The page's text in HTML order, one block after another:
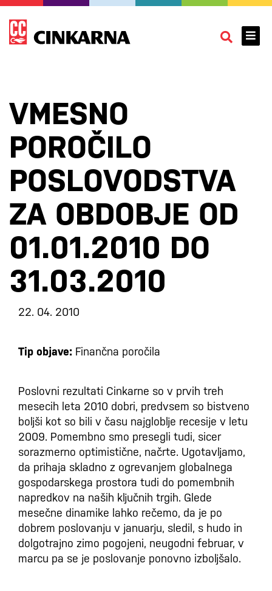
VMESNO
POROČILO
POSLOVODSTVA
ZA OBDOBJE OD
01.01.2010 DO
31.03.2010
22. 04. 2010
Tip objave: Finančna poročila
Poslovni rezultati Cinkarne so v prvih treh
mesecih leta 2010 dobri, predvsem so bistveno
boljši kot so bili v času najgloblje recesije v letu
2009. Pomembno smo presegli tudi, sicer
sorazmerno optimistične, načrte. Ugotavljamo,
da prihaja skladno z ogrevanjem globalnega
gospodarskega prostora tudi do pomembnih
napredkov na naših ključnih trgih. Glede
mesečne dinamike lahko rečemo, da je po
dobrem poslovanju v januarju, sledil, s hudo in
dolgotrajno zimo pogojeni, neugodni februar, v
marcu pa se je poslovanje ponovno izboljšalo.